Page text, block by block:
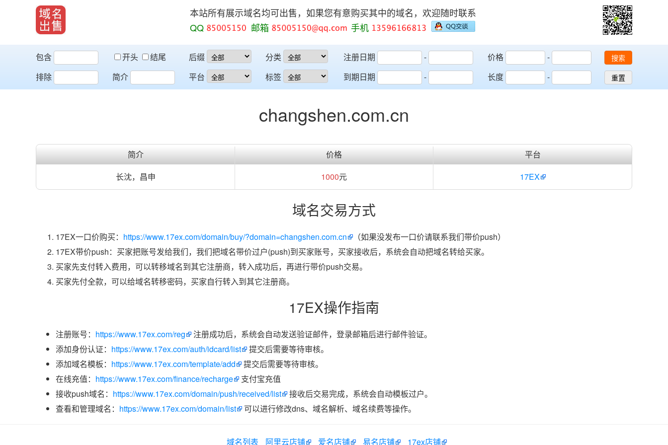
本站所有展示域名均可出售，如果您有意购买其中的域名，欢迎随时联系
QQ
邮箱 手机
包含 开头
结尾
排除
简介
后缀
平台
分类
标签
注册日期
-
到期日期
-
价格
-
长度
-
搜索
重置
changshen.com.cn
简介 价格
平台
长沈，昌申
1000元 17EX
域名交易方式
17EX一口价购买： https://www.17ex.com/domain/buy/?domain=changshen.com.cn
（如果没发布一口价请联系我们带价push）
17EX带价push：买家把账号发给我们，我们把域名带价过户(push)到买家账号，买家接收后，系统会自动把域名转给买家。
买家先支付转入费用，可以转移域名到其它注册商，转入成功后，再进行带价push交易。
买家先付全款，可以给域名转移密码，买家自行转入到其它注册商。
17EX操作指南
注册账号： https://www.17ex.com/reg
注册成功后，系统会自动发送验证邮件，登录邮箱后进行邮件验证。
添加身份认证： https://www.17ex.com/auth/idcard/list
提交后需要等待审核。
添加域名模板： https://www.17ex.com/template/add
提交后需要等待审核。
在线充值： https://www.17ex.com/finance/recharge
支付宝充值
接收push域名： https://www.17ex.com/domain/push/received/list
接收后交易完成，系统会自动模板过户。
查看和管理域名： https://www.17ex.com/domain/list 可以进行修改dns、域名解析、域名续费等操作。
域名列表 阿里云店铺 爱名店铺 易名店铺 17ex店铺